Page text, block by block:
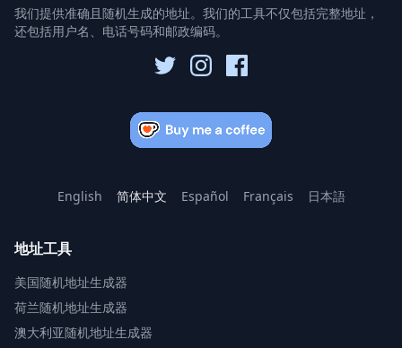
我们提供准确且随机生成的地址。我们的工具不仅包括完整地址，
还包括用户名、电话号码和邮政编码。
English 简体中文 Español Français 日本語
地址工具
美国随机地址生成器
荷兰随机地址生成器
澳大利亚随机地址生成器